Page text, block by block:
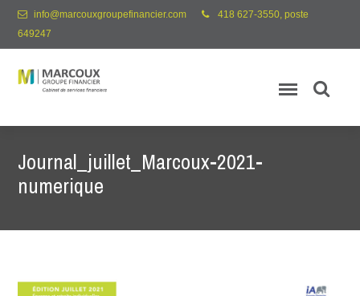
info@marcouxgroupefinancier.com
418 627-3550, poste
649247
Journal_juillet_Marcoux-2021-
numerique